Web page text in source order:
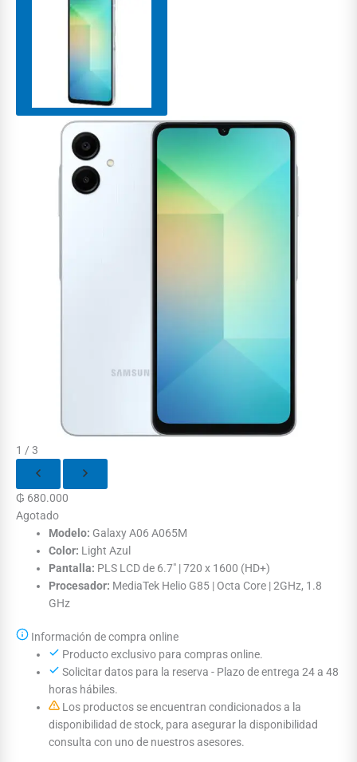
1 / 3
₲ 680.000
Agotado
Modelo: Galaxy A06 A065M
Color: Light Azul
Pantalla: PLS LCD de 6.7" | 720 x 1600 (HD+)
Procesador: MediaTek Helio G85 | Octa Core | 2GHz, 1.8
GHz
Información de compra online
Producto exclusivo para compras online.
Solicitar datos para la reserva - Plazo de entrega 24 a 48
horas hábiles.
Los productos se encuentran condicionados a la
disponibilidad de stock, para asegurar la disponibilidad
consulta con uno de nuestros asesores.